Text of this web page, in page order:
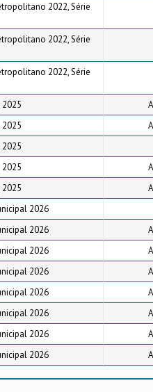
2022, Série
2022, Série
2022, Série
2026
2026
2026
2026
2026
2026
2026
2026